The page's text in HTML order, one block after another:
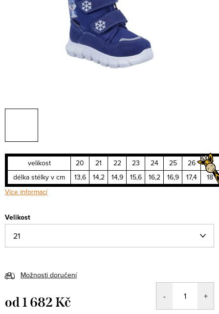
velikost 20 21 22 23 24 25 26
27
délka stélky v cm
13,6 14,2 14,9 15,6 16,2 16,9 17,4
18
Více informací
Velikost
Možnosti doručení
od1 682 Kč